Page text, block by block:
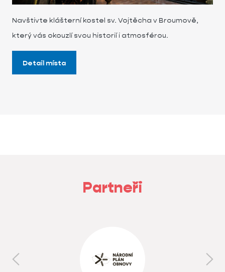
Navštivte klášterní kostel sv. Vojtěcha v Broumově,
který vás okouzlí svou historií i atmosférou.
Detail místa
Partneři